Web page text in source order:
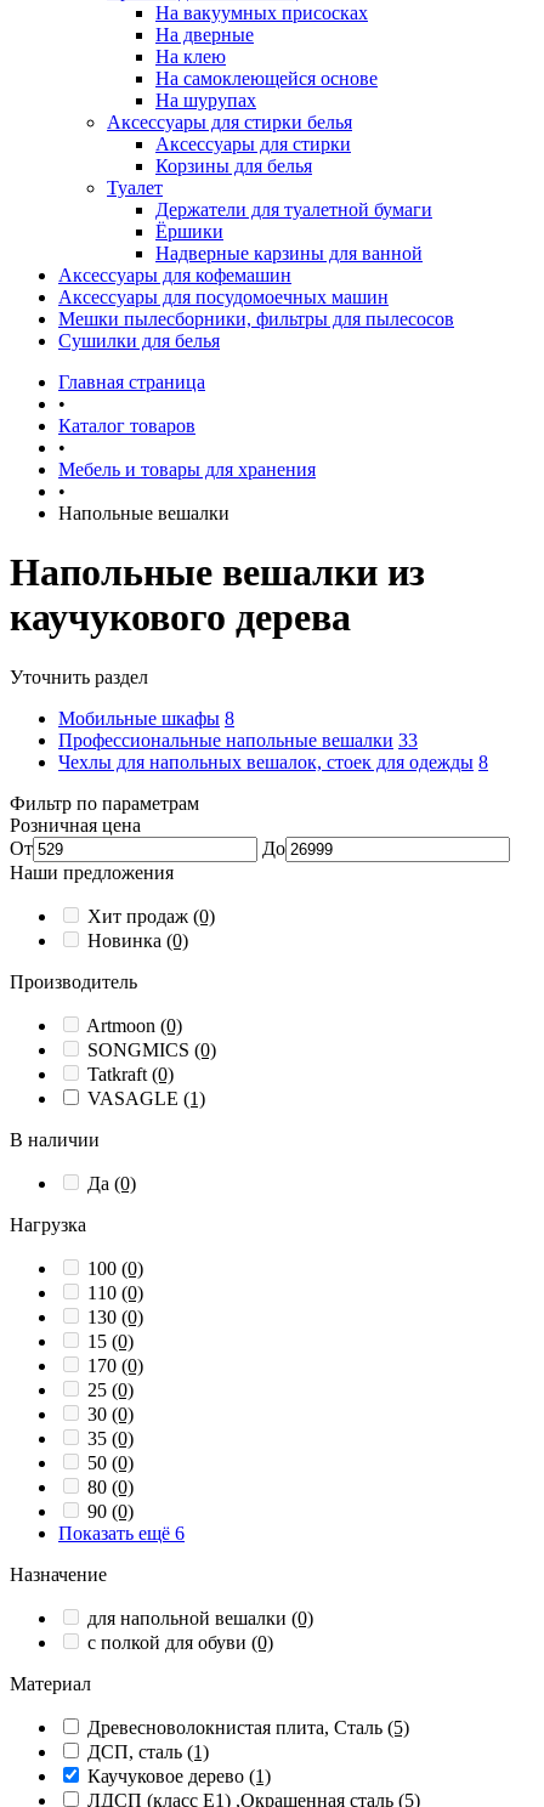
На вакуумных присосках
На дверные
На клею
На самоклеющейся основе
На шурупах
Аксессуары для стирки белья
Аксессуары для стирки
Корзины для белья
Туалет
Держатели для туалетной бумаги
Ёршики
Надверные карзины для ванной
Аксессуары для кофемашин
Аксессуары для посудомоечных машин
Мешки пылесборники, фильтры для пылесосов
Сушилки для белья
Главная страница
•
Каталог товаров
•
Мебель и товары для хранения
•
Напольные вешалки
Напольные вешалки из
каучукового дерева
Уточнить раздел
Мобильные шкафы 8
Профессиональные напольные вешалки 33
Чехлы для напольных вешалок, стоек для одежды 8
Фильтр по параметрам
Розничная цена
От
До
Наши предложения
Хит продаж (0)
Новинка (0)
Производитель
Artmoon (0)
SONGMICS (0)
Tatkraft (0)
VASAGLE (1)
В наличии
Да (0)
Нагрузка
100 (0)
110 (0)
130 (0)
15 (0)
170 (0)
25 (0)
30 (0)
35 (0)
50 (0)
80 (0)
90 (0)
Показать ещё 6
Назначение
для напольной вешалки (0)
с полкой для обуви (0)
Материал
Древесноволокнистая плита, Сталь (5)
ДСП, сталь (1)
Каучуковое дерево (1)
ЛДСП (класс Е1) ,Окрашенная сталь (5)